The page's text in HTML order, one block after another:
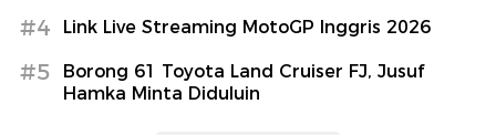
#4 Link Live Streaming MotoGP Inggris 2026
#5
Borong 61 Toyota Land Cruiser FJ, Jusuf
Hamka Minta Diduluin